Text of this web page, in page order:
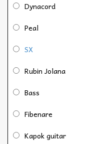
Dynacord
Peal
SX
Rubin Jolana
Bass
Fibenare
Kapok guitar